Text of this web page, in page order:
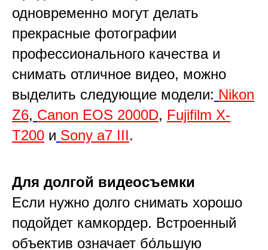
одновременно могут делать
прекрасные фотографии
профессионального качества и
снимать отличное видео, можно
выделить следующие модели: Nikon
Z6, Canon EOS 2000D, Fujifilm X-
T200 и Sony a7 III.
Для долгой видеосъемки
Если нужно долго снимать хорошо
подойдет камкордер. Встроенный
объектив означает бо́льшую